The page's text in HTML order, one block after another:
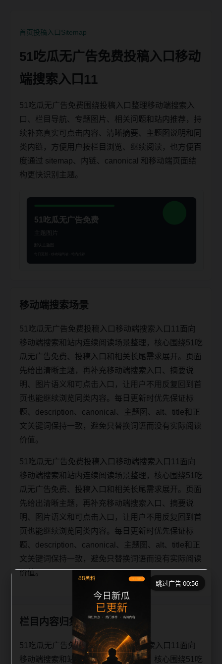
首页投稿入口Sitemap
51吃瓜无广告免费投稿入口移动
端搜索入口11
51吃瓜无广告免费围绕投稿入口整理移动端搜索入
口、栏目导航、专题图片、相关问题和站内推荐，持
续补充真实可点击内容、清晰摘要、主题图说明和同
类内链，方便用户按栏目浏览、继续阅读，也方便百
度通过 sitemap、内链、canonical 和移动端页面结
构更快识别主题。
移动端搜索场景
51吃瓜无广告免费投稿入口移动端搜索入口11面向
移动端搜索和站内连续阅读场景整理，核心围绕51吃
瓜无广告免费、投稿入口和相关长尾需求展开。页面
先给出清晰主题，再补充移动端搜索入口、摘要说
明、图片语义和可点击入口，让用户不用反复回到首
页也能继续浏览同类内容。每日更新时优先保证标
题、description、canonical、主题图、alt、title和正
文关键词保持一致，避免只替换词语而没有实际阅读
价值。
51吃瓜无广告免费投稿入口移动端搜索入口11面向
移动端搜索和站内连续阅读场景整理，核心围绕51吃
瓜无广告免费、投稿入口和相关长尾需求展开。页面
先给出清晰主题，再补充移动端搜索入口、摘要说
明、图片语义和可点击入口，让用户不用反复回到首
页也能继续浏览同类内容。每日更新时优先保证标
题、description、canonical、主题图、alt、title和正
文关键词保持一致，避免只替换词语而没有实际阅读
价值。
栏目内容归集
51吃瓜无广告免费投稿入口移动端搜索入口11面向
移动端搜索和站内连续阅读场景整理，核心围绕51吃
跳过广告 00:56